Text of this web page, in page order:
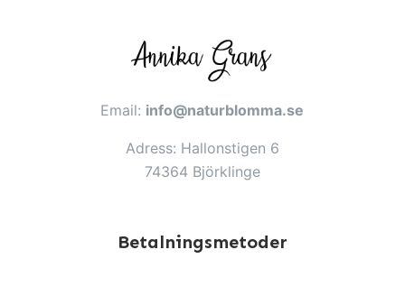
Email: info@naturblomma.se
Adress: Hallonstigen 6
74364 Björklinge
Betalningsmetoder